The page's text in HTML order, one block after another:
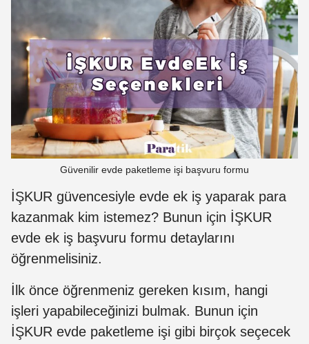
Güvenilir evde paketleme işi başvuru formu
İŞKUR güvencesiyle evde ek iş yaparak para
kazanmak kim istemez? Bunun için İŞKUR
evde ek iş başvuru formu detaylarını
öğrenmelisiniz.
İlk önce öğrenmeniz gereken kısım, hangi
işleri yapabileceğinizi bulmak. Bunun için
İŞKUR evde paketleme işi gibi birçok seçecek